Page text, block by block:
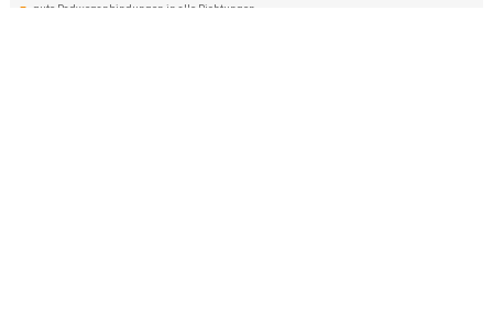
gute Radweganbindungen in alle Richtungen